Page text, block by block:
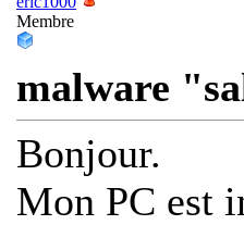
Membre
malware
Bonjour.
Mon PC est